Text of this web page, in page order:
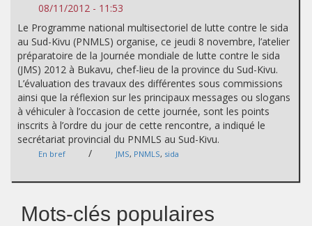
08/11/2012 - 11:53
Le Programme national multisectoriel de lutte contre le sida
au Sud-Kivu (PNMLS) organise, ce jeudi 8 novembre, l’atelier
préparatoire de la Journée mondiale de lutte contre le sida
(JMS) 2012 à Bukavu, chef-lieu de la province du Sud-Kivu.
L’évaluation des travaux des différentes sous commissions
ainsi que la réflexion sur les principaux messages ou slogans
à véhiculer à l’occasion de cette journée, sont les points
inscrits à l’ordre du jour de cette rencontre, a indiqué le
secrétariat provincial du PNMLS au Sud-Kivu.
En bref / JMS, PNMLS, sida
Mots-clés populaires